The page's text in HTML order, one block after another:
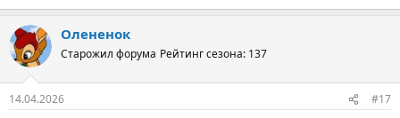
Олененок
Старожил форума Рейтинг сезона: 137
14.04.2026 #17